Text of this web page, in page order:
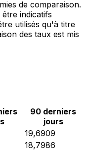
de comparaison.
indicatifs
utilisés qu'à titre
des taux est mis
90 derniers
jours
19,6909
18,7986